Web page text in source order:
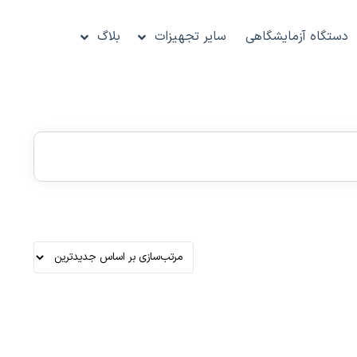
دستگاه آزمایشگاهی سایر تجهیزات
بلاگ